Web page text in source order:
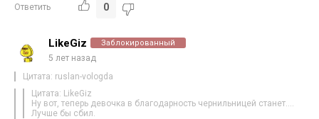
Ответить 0
LikeGiz Заблокированный
5 лет назад
Цитата: ruslan-vologda
Цитата: LikeGiz
Ну вот, теперь девочка в благодарность чернильницей станет….
Лучше бы сбил.